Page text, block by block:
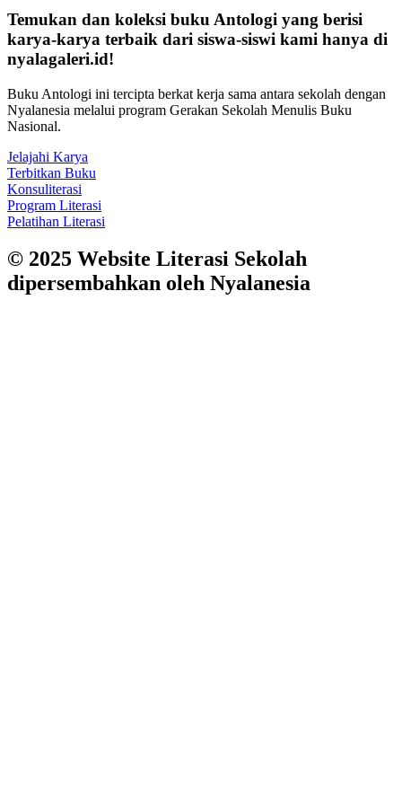
Temukan dan koleksi buku Antologi yang berisi
karya-karya terbaik dari siswa-siswi kami hanya di
nyalagaleri.id!
Buku Antologi ini tercipta berkat kerja sama antara sekolah dengan
Nyalanesia melalui program Gerakan Sekolah Menulis Buku
Nasional.
Jelajahi Karya
Terbitkan Buku
Konsuliterasi
Program Literasi
Pelatihan Literasi
© 2025 Website Literasi Sekolah
dipersembahkan oleh Nyalanesia